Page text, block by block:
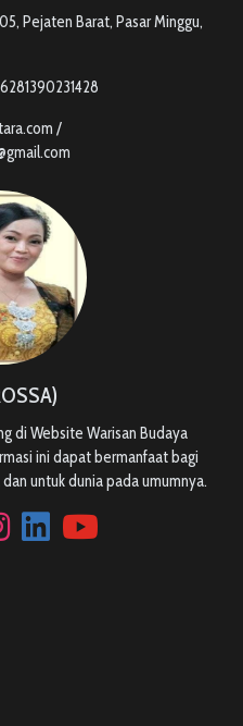
Pejaten Barat, Pasar Minggu,
/
di Website Warisan Budaya
ini dapat bermanfaat bagi
untuk dunia pada umumnya.